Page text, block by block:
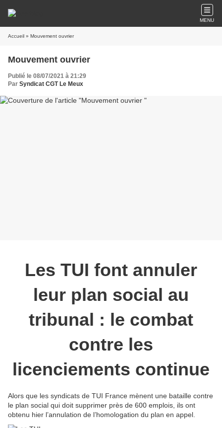
MENU
Accueil » Mouvement ouvrier
Mouvement ouvrier
Publié le 08/07/2021 à 21:29
Par Syndicat CGT Le Meux
Les TUI font annuler
leur plan social au
tribunal : le combat
contre les
licenciements continue
Alors que les syndicats de TUI France mènent une bataille contre
le plan social qui doit supprimer près de 600 emplois, ils ont
obtenu hier l’annulation de l’homologation du plan en appel.